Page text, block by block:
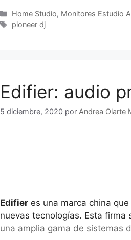
Categorías
Home Studio, Monitores Estudio
Etiquetas
pioneer dj
Edifier: audio
5 diciembre, 2020 por Andrea Olarte
Edifier es una marca china
nuevas tecnologías. Esta
una amplia gama de sistemas